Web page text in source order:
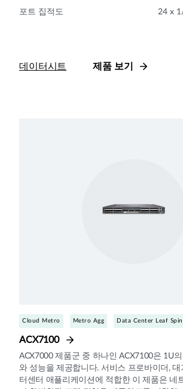
포트 집적도
24 x
데이터시트 제품 보기
Cloud Metro Metro Agg Data Center Leaf
ACX7100
ACX7000 제품군 중 하나인 ACX7100은 1U
와 성능을 제공합니다. 서비스 프로바이더, 대
터센터 애플리케이션에 적합한 이 제품은 네